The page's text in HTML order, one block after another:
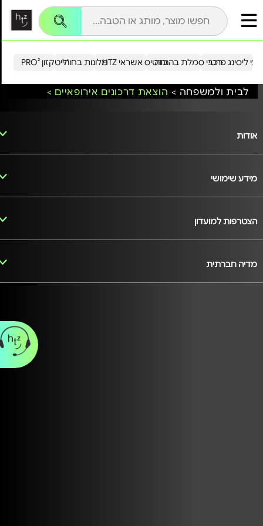
הייטקזון PRO²מלונות בחו"ל כרטיס אשראי HTZ ליסינג פרטירכבי סמלת בהנחה
לבית ולמשפחה > הוצאת דרכונים אירופאיים >
אודות
מידע שימושי
הצטרפות למועדון
מדיה חברתית